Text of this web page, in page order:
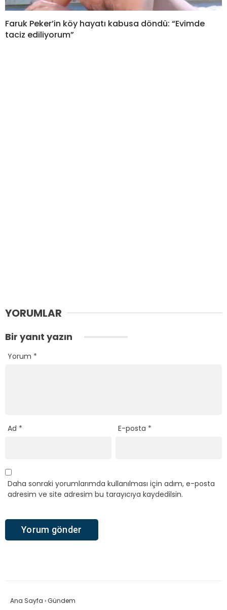
Faruk Peker’in köy hayatı kabusa döndü: “Evimde
taciz ediliyorum”
YORUMLAR
Bir yanıt yazın
Yorum *
Ad * E-posta *
Daha sonraki yorumlarımda kullanılması için adım, e-posta
adresim ve site adresim bu tarayıcıya kaydedilsin.
Ana Sayfa ›Gündem